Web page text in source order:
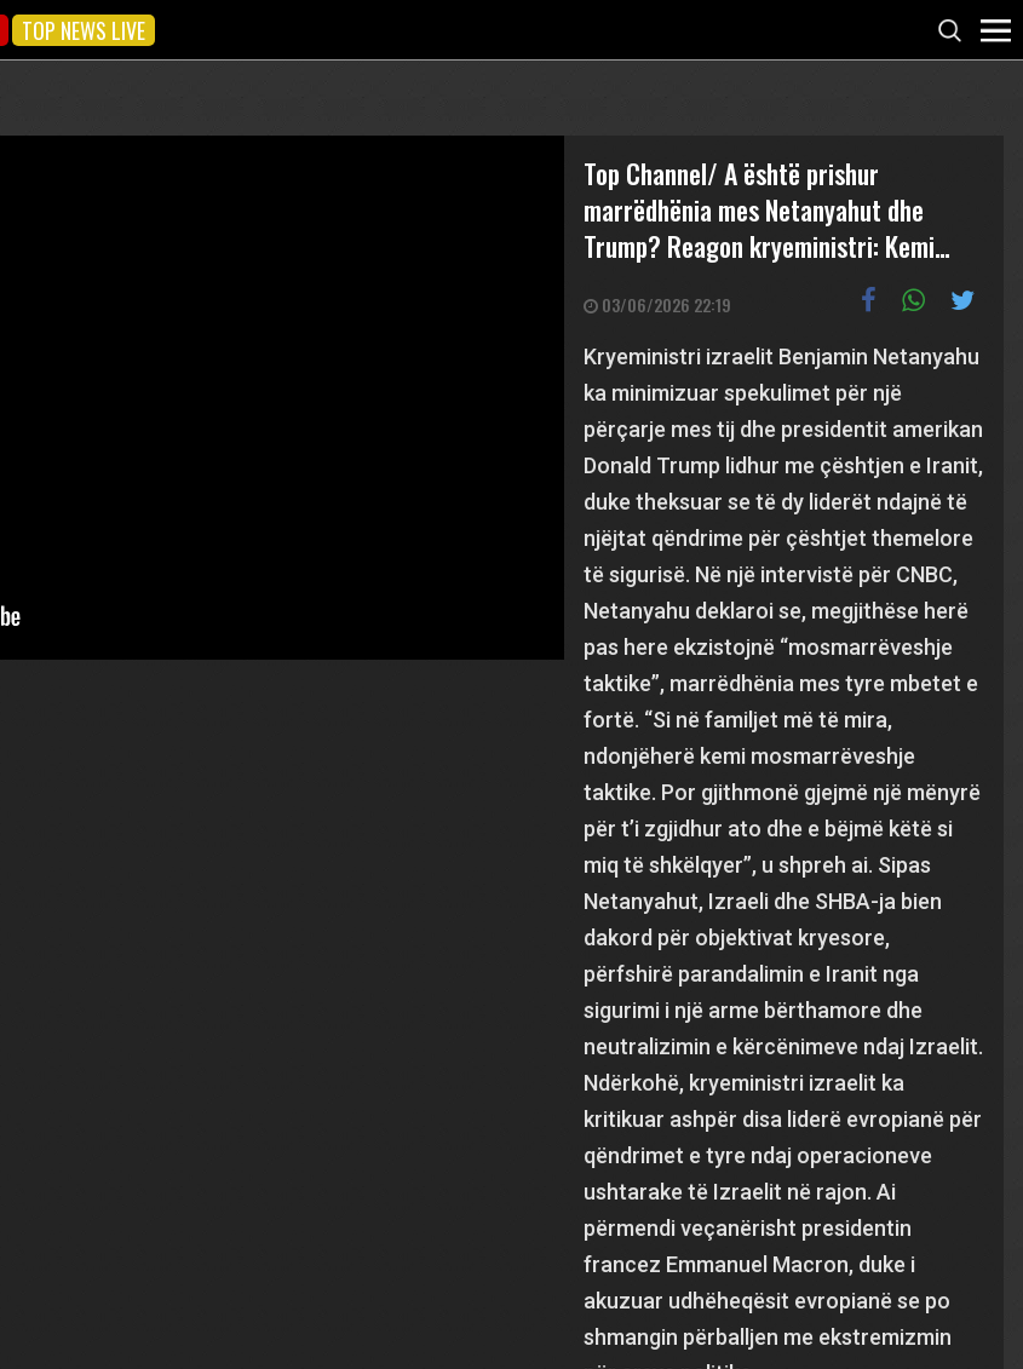
TOP NEWS LIVE
Top Channel/ A është prishur
marrëdhënia mes Netanyahut dhe
Trump? Reagon kryeministri: Kemi…
03/06/2026 22:19
Kryeministri izraelit Benjamin Netanyahu
ka minimizuar spekulimet për një
përçarje mes tij dhe presidentit amerikan
Donald Trump lidhur me çështjen e Iranit,
duke theksuar se të dy liderët ndajnë të
njëjtat qëndrime për çështjet themelore
të sigurisë. Në një intervistë për CNBC,
Netanyahu deklaroi se, megjithëse herë
pas here ekzistojnë “mosmarrëveshje
taktike”, marrëdhënia mes tyre mbetet e
fortë. “Si në familjet më të mira,
ndonjëherë kemi mosmarrëveshje
taktike. Por gjithmonë gjejmë një mënyrë
për t’i zgjidhur ato dhe e bëjmë këtë si
miq të shkëlqyer”, u shpreh ai. Sipas
Netanyahut, Izraeli dhe SHBA-ja bien
dakord për objektivat kryesore,
përfshirë parandalimin e Iranit nga
sigurimi i një arme bërthamore dhe
neutralizimin e kërcënimeve ndaj Izraelit.
Ndërkohë, kryeministri izraelit ka
kritikuar ashpër disa liderë evropianë për
qëndrimet e tyre ndaj operacioneve
ushtarake të Izraelit në rajon. Ai
përmendi veçanërisht presidentin
francez Emmanuel Macron, duke i
akuzuar udhëheqësit evropianë se po
shmangin përballjen me ekstremizmin